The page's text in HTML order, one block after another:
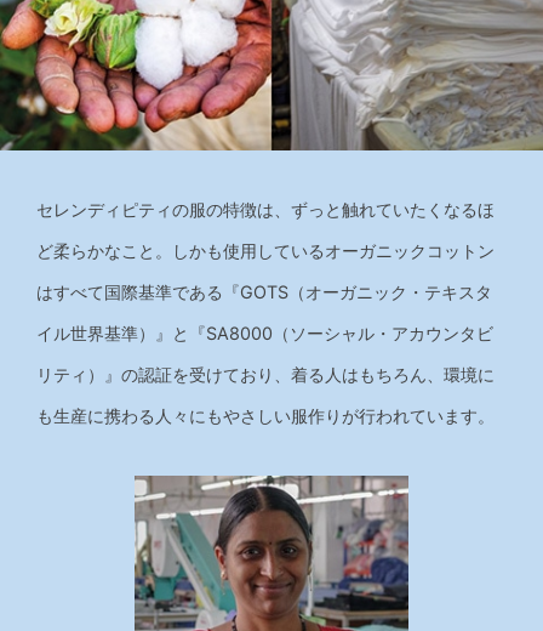
セレンディピティの服の特徴は、ずっと触れていたくなるほ
ど柔らかなこと。しかも使用しているオーガニックコットン
はすべて国際基準である『GOTS（オーガニック・テキスタ
イル世界基準）』と『SA8000（ソーシャル・アカウンタビ
リティ）』の認証を受けており、着る人はもちろん、環境に
も生産に携わる人々にもやさしい服作りが行われています。